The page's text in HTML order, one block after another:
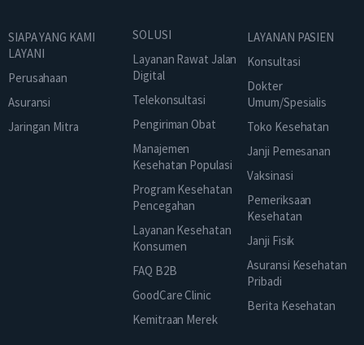
SIAPA YANG KAMI
LAYANI
Perusahaan
Asuransi
Jaringan Mitra
SOLUSI
Layanan Rawat Jalan
Digital
Telekonsultasi
Pengiriman Obat
Manajemen
Kesehatan Populasi
Program Kesehatan
Pencegahan
Layanan Kesehatan
Konsumen
FAQ B2B
GoodCare Clinic
Kemitraan Merek
LAYANAN PASIEN
Konsultasi
Dokter
Umum/Spesialis
Toko Kesehatan
Janji Pemesanan
Vaksinasi
Pemeriksaan
Kesehatan
Janji Fisik
Asuransi Kesehatan
Pribadi
Berita Kesehatan